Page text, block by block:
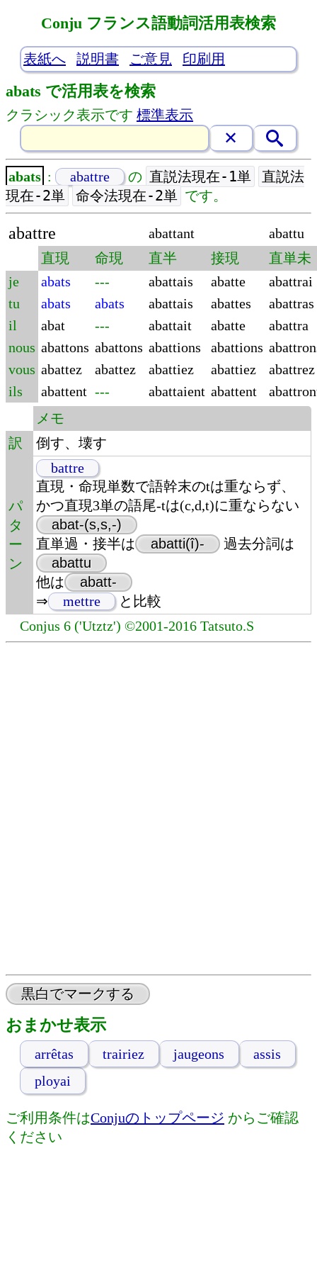
Conju フランス語動詞活用表検索
表紙へ 説明書 ご意見 印刷用
abats で活用表を検索
クラシック表示です 標準表示
abats : abattre の 直説法現在-1単
直説法
現在-2単
命令法現在-2単 です。
abattre abattant
abattu
直現
命現 直半 接現
直単未
je
abats --- abattais abatte
abattrai
tu
abats abats abattais abattes
abattras
il
abat --- abattait abatte
abattra
nous abattons abattons abattions abattions
vous abattez abattez abattiez abattiez
abattrez
ils
abattent --- abattaient abattent
メモ
訳
倒す、壊す
パ
タ
ー
ン
battre
直現・命現単数で語幹末のtは重ならず、
かつ直現3単の語尾-tは(c,d,t)に重ならない
abat-(s,s,-)
直単過・接半は
abatti(î)-
過去分詞は
abattu
他は
abatt-
⇒
mettre
と比較
Conjus 6 ('Utztz') ©2001-2016 Tatsuto.S
黒白でマークする
おまかせ表示
arrêtas trairiez jaugeons
assis
ployai
ご利用条件はConjuのトップページ からご確認
ください